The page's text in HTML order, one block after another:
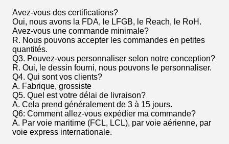
Avez-vous des certifications?
Oui, nous avons la FDA, le LFGB, le Reach, le RoH.
Avez-vous une commande minimale?
R. Nous pouvons accepter les commandes en petites
quantités.
Q3. Pouvez-vous personnaliser selon notre conception?
R. Oui, le dessin fourni, nous pouvons le personnaliser.
Q4. Qui sont vos clients?
A. Fabrique, grossiste
Q5. Quel est votre délai de livraison?
A. Cela prend généralement de 3 à 15 jours.
Q6: Comment allez-vous expédier ma commande?
A. Par voie maritime (FCL, LCL), par voie aérienne, par
voie express internationale.